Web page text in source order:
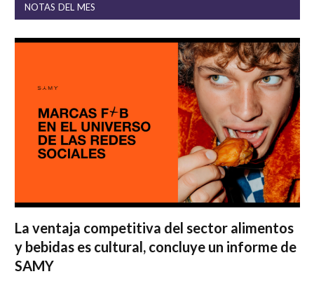
NOTAS DEL MES
La ventaja competitiva del sector alimentos
y bebidas es cultural, concluye un informe de
SAMY